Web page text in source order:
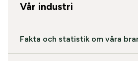
Vår industri
Fakta och statistik om våra